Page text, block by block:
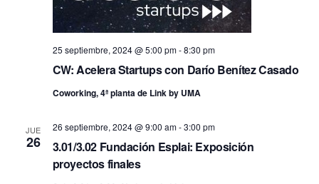
CW: Acelera Startups con Darío Benítez Casado
25 septiembre, 2024 @ 5:00 pm-8:30 pm
Coworking, 4ª planta de Link by UMA
JUE
26
3.01/3.02 Fundación Esplai: Exposición
proyectos finales
26 septiembre, 2024 @ 9:00 am-3:00 pm